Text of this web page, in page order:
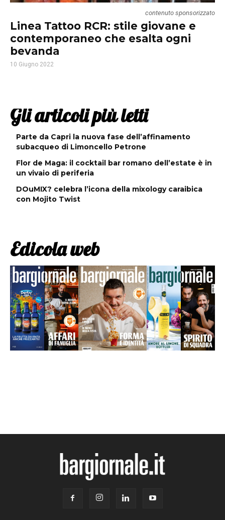
contenuto sponsorizzato
Linea Tattoo RCR: stile giovane e
contemporaneo che esalta ogni
bevanda
10 Giugno 2022
Gli articoli più letti
Parte da Capri la nuova fase dell’affinamento
subacqueo di Limoncello Petrone
Flor de Maga: il cocktail bar romano dell’estate è in
un vivaio di periferia
DOuMIX? celebra l’icona della mixology caraibica
con Mojito Twist
Edicola web